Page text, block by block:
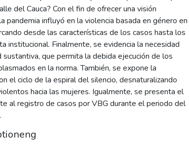
del Cauca? Con el fin de ofrecer una visión
pandemia influyó en la violencia basada en género en
desde las características de los casos hasta los
institucional. Finalmente, se evidencia la necesidad
sustantiva, que permita la debida ejecución de los
en la norma. También, se expone la
el ciclo de la espiral del silencio, desnaturalizando
hacia las mujeres. Igualmente, se presenta el
al registro de casos por VBG durante el periodo del